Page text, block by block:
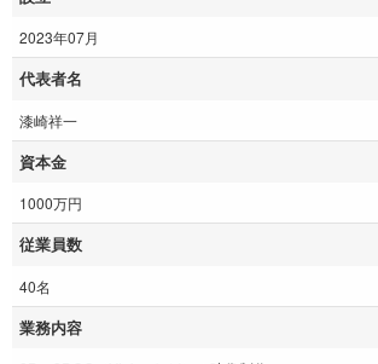
2023年07月
代表者名
漆崎祥一
資本金
1000万円
従業員数
40名
業務内容